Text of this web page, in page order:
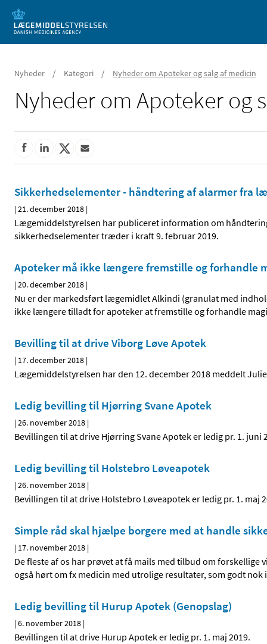
Mobil visning
Nyheder / Kategori / Nyheder om Apoteker og salg af medicin
Nyheder om Apoteker og
Sikkerhedselementer - håndtering af alarmer fra
|21. december 2018 |
Lægemiddelstyrelsen har publiceret information om
sikkerhedselementer træder i kraft 9. februar 2019.
Apoteker må ikke længere fremstille og forhandle
|20. december 2018 |
Nu er der markedsført lægemidlet Alkindi (granulat med
ikke længere tilladt for apoteker at fremstille og forhandle
Bevilling til at drive Viborg Løve Apotek
| 17. december 2018 |
Lægemiddelstyrelsen har den 12. december 2018 meddelt
Ledig bevilling til Hjørring Svane Apotek
|26. november 2018 |
Bevillingen til at drive Hjørring Svane Apotek er ledig pr. 1. juni
Ledig bevilling til Holstebro Løveapotek
|26. november 2018 |
Bevillingen til at drive Holstebro Løveapotek er ledig pr. 1.
Simple råd skal hjælpe borgere med at handle
| 17. november 2018 |
De fleste af os har prøvet at få mails med tilbud om
også hørt om fx medicin med utrolige resultater, som godt
Ledig bevilling til Hurup Apotek (Genopslag)
|6. november 2018 |
Bevillingen til at drive Hurup Apotek er ledig pr. 1. maj 2019.